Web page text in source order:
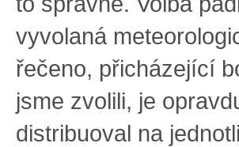
vyvolaná
řečeno, přicházející
jsme zvolili, je
distribuoval na